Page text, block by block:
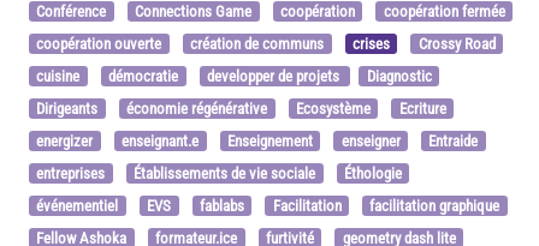
Conférence
Connections Game coopération
coopération fermée
coopération ouverte
création de communs crises
Crossy Road
cuisine
démocratie developper de projets
Diagnostic
Dirigeants
économie régénérative Ecosystème
Ecriture
energizer
enseignant.e Enseignement enseigner
Entraide
entreprises
Établissements de vie sociale
Éthologie
événementiel
EVS fablabs Facilitation
facilitation graphique
Fellow Ashoka
formateur.ice furtivité
geometry dash lite